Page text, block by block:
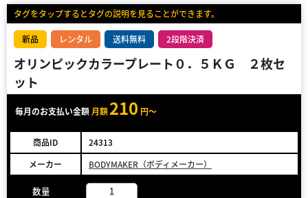
タグをタップするとタグの説明を見ることができます。
新品 レンタル 送料無料 2段階決済
オリンピックカラープレート０．５ＫＧ ２枚セ
ット
毎月のお支払い金額 月額210 円～
商品ID
24313
メーカー
BODYMAKER（ボディメーカー）
数量